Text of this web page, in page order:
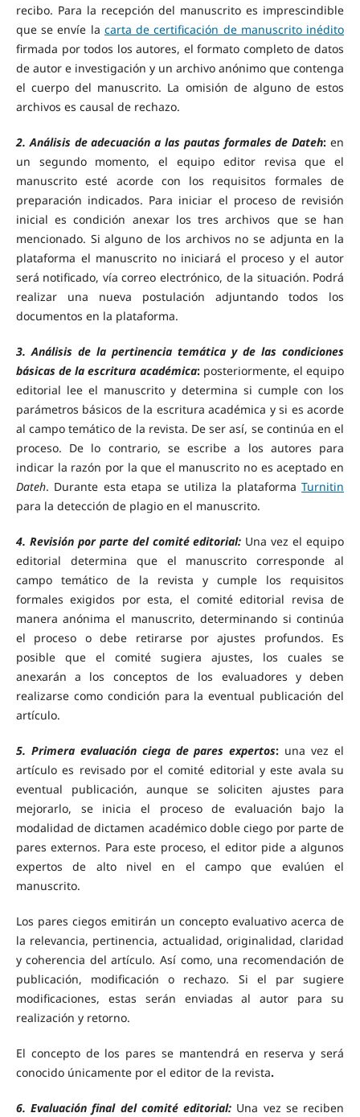
recibo. Para la recepción del manuscrito es imprescindible
que se envíe la carta de certificación de manuscrito inédito
firmada por todos los autores, el formato completo de datos
de autor e investigación y un archivo anónimo que contenga
el cuerpo del manuscrito. La omisión de alguno de estos
archivos es causal de rechazo.
2. Análisis de adecuación a las pautas formales de Dateh: en
un segundo momento, el equipo editor revisa que el
manuscrito esté acorde con los requisitos formales de
preparación indicados. Para iniciar el proceso de revisión
inicial es condición anexar los tres archivos que se han
mencionado. Si alguno de los archivos no se adjunta en la
plataforma el manuscrito no iniciará el proceso y el autor
será notificado, vía correo electrónico, de la situación. Podrá
realizar una nueva postulación adjuntando todos los
documentos en la plataforma.
3. Análisis de la pertinencia temática y de las condiciones
básicas de la escritura académica: posteriormente, el equipo
editorial lee el manuscrito y determina si cumple con los
parámetros básicos de la escritura académica y si es acorde
al campo temático de la revista. De ser así, se continúa en el
proceso. De lo contrario, se escribe a los autores para
indicar la razón por la que el manuscrito no es aceptado en
Dateh. Durante esta etapa se utiliza la plataformaTurnitin
para la detección de plagio en el manuscrito.
4. Revisión por parte del comité editorial: Una vez el equipo
editorial determina que el manuscrito corresponde al
campo temático de la revista y cumple los requisitos
formales exigidos por esta, el comité editorial revisa de
manera anónima el manuscrito, determinando si continúa
el proceso o debe retirarse por ajustes profundos. Es
posible que el comité sugiera ajustes, los cuales se
anexarán a los conceptos de los evaluadores y deben
realizarse como condición para la eventual publicación del
artículo.
5. Primera evaluación ciega de pares expertos: una vez el
artículo es revisado por el comité editorial y este avala su
eventual publicación, aunque se soliciten ajustes para
mejorarlo, se inicia el proceso de evaluación bajo la
modalidad de dictamen académico doble ciego por parte de
pares externos. Para este proceso, el editor pide a algunos
expertos de alto nivel en el campo que evalúen el
manuscrito.
Los pares ciegos emitirán un concepto evaluativo acerca de
la relevancia, pertinencia, actualidad, originalidad, claridad
y coherencia del artículo. Así como, una recomendación de
publicación, modificación o rechazo. Si el par sugiere
modificaciones, estas serán enviadas al autor para su
realización y retorno.
El concepto de los pares se mantendrá en reserva y será
conocido únicamente por el editor de la revista.
6. Evaluación final del comité editorial: Una vez se reciben